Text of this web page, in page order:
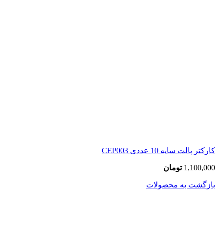
کارکتر پالت سایه 10 عددی CEP003
1,100,000 تومان
بازگشت به محصولات